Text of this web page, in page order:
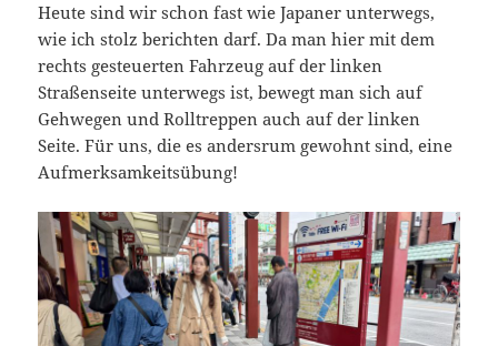
Heute sind wir schon fast wie Japaner unterwegs,
wie ich stolz berichten darf. Da man hier mit dem
rechts gesteuerten Fahrzeug auf der linken
Straßenseite unterwegs ist, bewegt man sich auf
Gehwegen und Rolltreppen auch auf der linken
Seite. Für uns, die es andersrum gewohnt sind, eine
Aufmerksamkeitsübung!